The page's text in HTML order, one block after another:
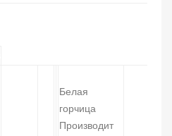
Белая
горчица
Производит